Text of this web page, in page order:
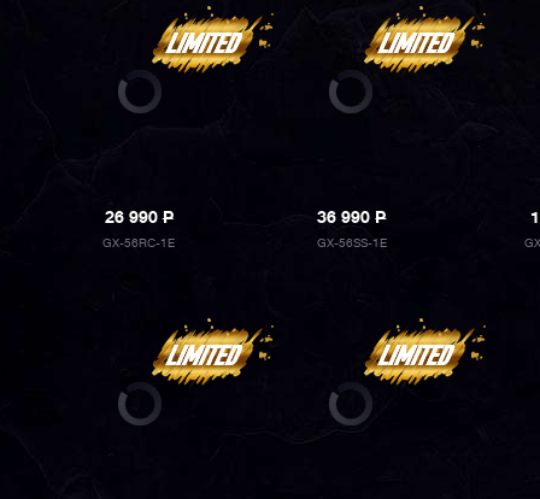
26 990P
GX-56RC-1E
36 990P
GX-56SS-1E